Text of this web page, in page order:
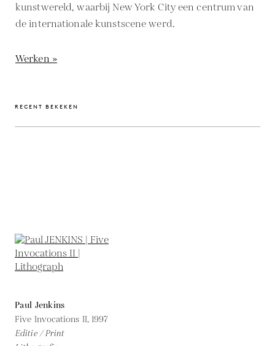
kunstwereld, waarbij New York City een centrum van
de internationale kunstscene werd.
Werken »
RECENT BEKEKEN
Paul Jenkins
Five Invocations II, 1997
Editie / Print